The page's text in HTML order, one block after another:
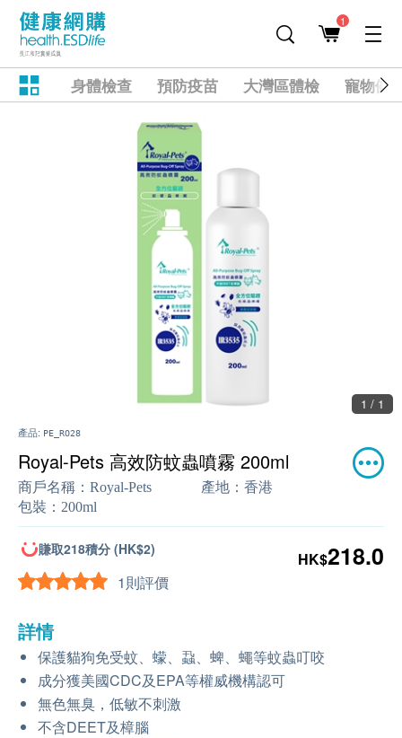
1
身體檢查 預防疫苗 大灣區體檢 寵物健
1 / 1
產品: PE_RO28
Royal-Pets 高效防蚊蟲噴霧 200ml
商戶名稱： Royal-Pets 產地： 香港
包裝： 200ml
賺取218積分 (HK$2)
1則評價
HK$218.0
詳情
保護貓狗免受蚊、蠓、蝨、蜱、蠅等蚊蟲叮咬
成分獲美國CDC及EPA等權威機構認可
無色無臭，低敏不刺激
不含DEET及樟腦